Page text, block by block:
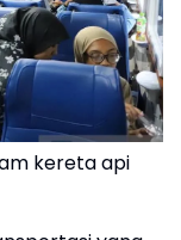
kereta api